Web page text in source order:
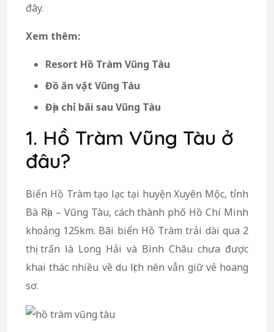
đây.
Xem thêm:
Resort Hồ Tràm Vũng Tàu
Đồ ăn vặt Vũng Tàu
Địa chỉ bãi sau Vũng Tàu
1. Hồ Tràm Vũng Tàu ở
đâu?
Biển Hồ Tràm tạo lạc tại huyện Xuyên Mộc, tỉnh
Bà Rịa – Vũng Tàu, cách thành phố Hồ Chí Minh
khoảng 125km. Bãi biển Hồ Tràm trải dài qua 2
thị trấn là Long Hải và Bình Châu chưa được
khai thác nhiều về du lịch nên vẫn giữ vẻ hoang
sơ.